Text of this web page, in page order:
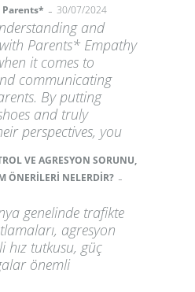
- 30/07/2024
and
Parents* Empathy
it comes to
communicating
By putting
and truly
perspectives, you
VE AGRESYON SORUNU,
ÖNERİLERİ NELERDİR? -
genelinde trafikte
agresyon
hız tutkusu, güç
önemli